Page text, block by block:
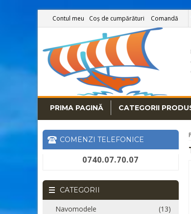
Contul meu Coș de cumpărături Comandă
PRIMA PAGINĂ CATEGORII
COMENZI TELEFONICE
0740.07.70.07
CATEGORII
Navomodele (13)